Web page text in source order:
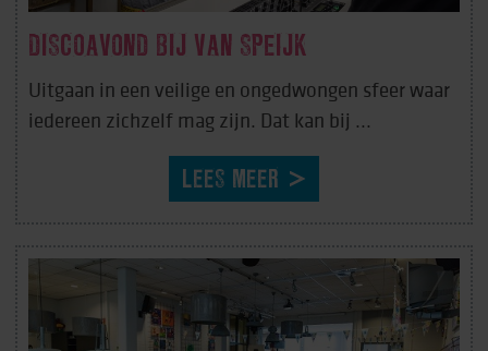
DISCOAVOND BIJ VAN SPEIJK
Uitgaan in een veilige en ongedwongen sfeer waar
iedereen zichzelf mag zijn. Dat kan bij ...
LEES MEER